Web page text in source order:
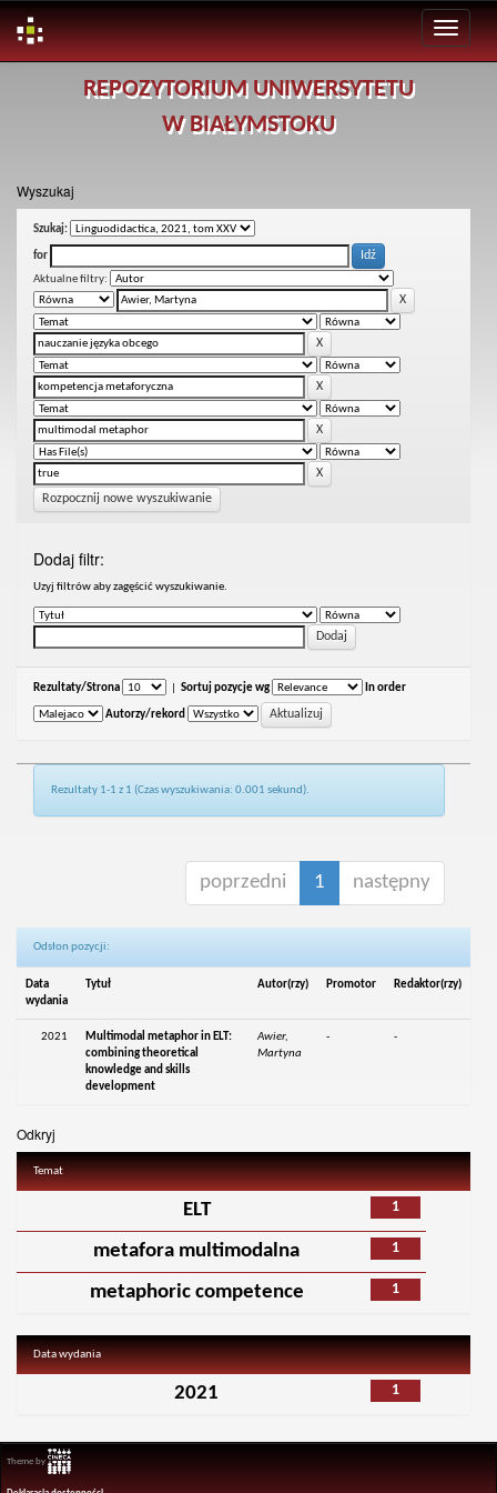
REPOZYTORIUM UNIWERSYTETU
W BIAŁYMSTOKU
Wyszukaj
Szukaj:
for
Aktualne filtry:
Rozpocznij nowe wyszukiwanie
Dodaj filtr:
Uzyj filtrów aby zagęścić wyszukiwanie.
Rezultaty/Strona Sortuj pozycje wg In order
Autorzy/rekord
Rezultaty 1-1 z 1 (Czas wyszukiwania: 0.001 sekund).
poprzedni 1 następny
Odsłon pozycji:
Data
wydania
Tytuł Autor(rzy) Promotor Redaktor(rzy)
2021
Multimodal metaphor in ELT:
combining theoretical
knowledge and skills
development
Awier,
Martyna
- -
Odkryj
Temat
1
ELT
1
metafora multimodalna
1
metaphoric competence
Data wydania
1
2021
Theme by